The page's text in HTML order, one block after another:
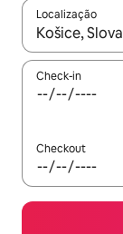
Localização
Quando os
Check-in
Checkout